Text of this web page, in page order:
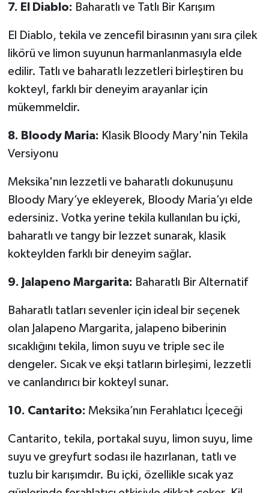
7. El Diablo: Baharatlı ve Tatlı Bir Karışım
El Diablo, tekila ve zencefil birasının yanı sıra çilek
likörü ve limon suyunun harmanlanmasıyla elde
edilir. Tatlı ve baharatlı lezzetleri birleştiren bu
kokteyl, farklı bir deneyim arayanlar için
mükemmeldir.
8. Bloody Maria: Klasik Bloody Mary'nin Tekila
Versiyonu
Meksika'nın lezzetli ve baharatlı dokunuşunu
Bloody Mary’ye ekleyerek, Bloody Maria’yı elde
edersiniz. Votka yerine tekila kullanılan bu içki,
baharatlı ve tangy bir lezzet sunarak, klasik
kokteylden farklı bir deneyim sağlar.
9. Jalapeno Margarita: Baharatlı Bir Alternatif
Baharatlı tatları sevenler için ideal bir seçenek
olan Jalapeno Margarita, jalapeno biberinin
sıcaklığını tekila, limon suyu ve triple sec ile
dengeler. Sıcak ve ekşi tatların birleşimi, lezzetli
ve canlandırıcı bir kokteyl sunar.
10. Cantarito: Meksika’nın Ferahlatıcı İçeceği
Cantarito, tekila, portakal suyu, limon suyu, lime
suyu ve greyfurt sodası ile hazırlanan, tatlı ve
tuzlu bir karışımdır. Bu içki, özellikle sıcak yaz